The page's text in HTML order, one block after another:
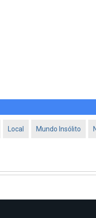
Local Mundo Insólito